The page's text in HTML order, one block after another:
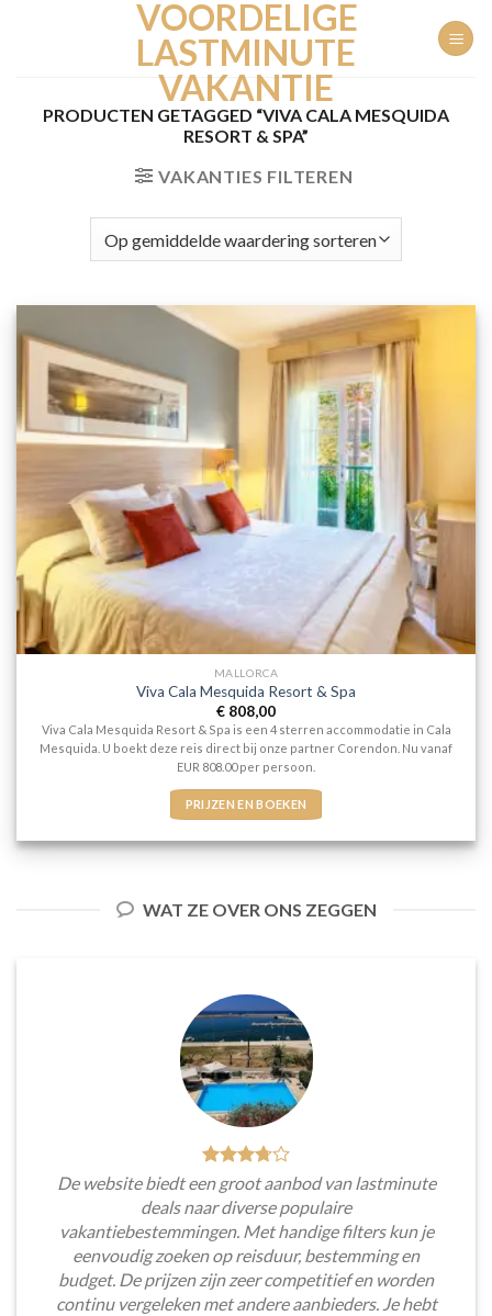
VOORDELIGE
LASTMINUTE
VAKANTIE
PRODUCTEN GETAGGED “VIVA CALA MESQUIDA
RESORT & SPA”
VAKANTIES FILTEREN
MALLORCA
Viva Cala Mesquida Resort & Spa
€ 808,00
Viva Cala Mesquida Resort & Spa is een 4 sterren accommodatie in Cala
Mesquida. U boekt deze reis direct bij onze partner Corendon. Nu vanaf
EUR 808.00 per persoon.
PRIJZEN EN BOEKEN
WAT ZE OVER ONS ZEGGEN
De website biedt een groot aanbod van lastminute
deals naar diverse populaire
vakantiebestemmingen. Met handige filters kun je
eenvoudig zoeken op reisduur, bestemming en
budget. De prijzen zijn zeer competitief en worden
continu vergeleken met andere aanbieders. Je hebt